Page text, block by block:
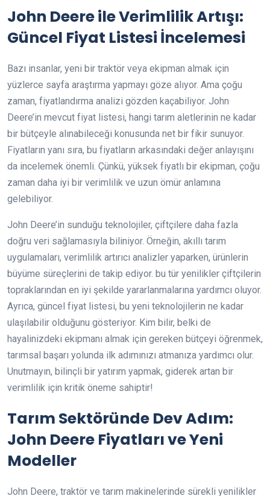
John Deere ile Verimlilik Artışı:
Güncel Fiyat Listesi İncelemesi
Bazı insanlar, yeni bir traktör veya ekipman almak için
yüzlerce sayfa araştırma yapmayı göze alıyor. Ama çoğu
zaman, fiyatlandırma analizi gözden kaçabiliyor. John
Deere’in mevcut fiyat listesi, hangi tarım aletlerinin ne kadar
bir bütçeyle alınabileceği konusunda net bir fikir sunuyor.
Fiyatların yanı sıra, bu fiyatların arkasındaki değer anlayışını
da incelemek önemli. Çünkü, yüksek fiyatlı bir ekipman, çoğu
zaman daha iyi bir verimlilik ve uzun ömür anlamına
gelebiliyor.
John Deere’in sunduğu teknolojiler, çiftçilere daha fazla
doğru veri sağlamasıyla biliniyor. Örneğin, akıllı tarım
uygulamaları, verimlilik artırıcı analizler yaparken, ürünlerin
büyüme süreçlerini de takip ediyor. bu tür yenilikler çiftçilerin
topraklarından en iyi şekilde yararlanmalarına yardımcı oluyor.
Ayrıca, güncel fiyat listesi, bu yeni teknolojilerin ne kadar
ulaşılabilir olduğunu gösteriyor. Kim bilir, belki de
hayalinizdeki ekipmanı almak için gereken bütçeyi öğrenmek,
tarımsal başarı yolunda ilk adımınızı atmanıza yardımcı olur.
Unutmayın, bilinçli bir yatırım yapmak, giderek artan bir
verimlilik için kritik öneme sahiptir!
Tarım Sektöründe Dev Adım:
John Deere Fiyatları ve Yeni
Modeller
John Deere, traktör ve tarım makinelerinde sürekli yenilikler